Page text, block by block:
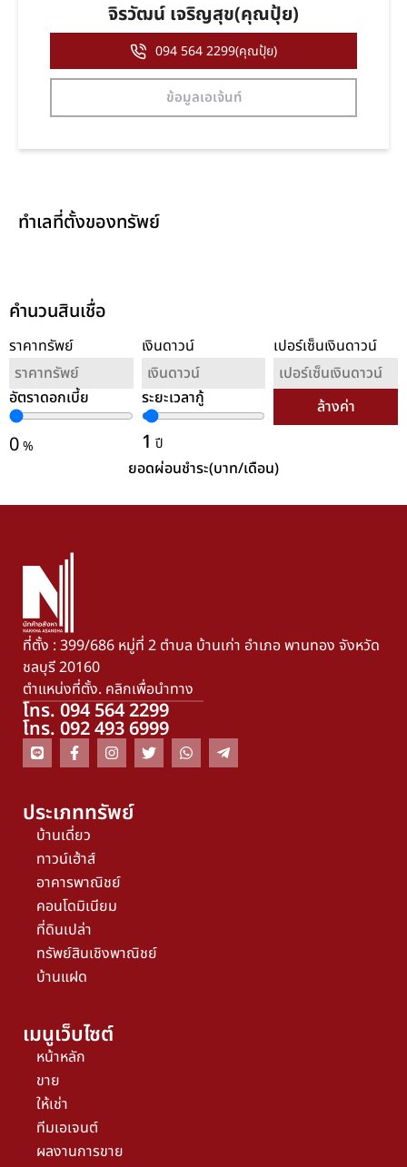
จิรวัฒน์ เจริญสุข(คุณปุ้ย)
094 564 2299(คุณปุ้ย)
ข้อมูลเอเจ้นท์
ทำเลที่ตั้งของทรัพย์
คำนวนสินเชื่อ
ราคาทรัพย์ เงินดาวน์ เปอร์เซ็นเงินดาวน์
อัตราดอกเบี้ย
0%
ระยะเวลากู้
1 ปี
ล้างค่า
ยอดผ่อนชำระ(บาท/เดือน)
ที่ตั้ง : 399/686 หมู่ที่ 2 ตำบล บ้านเก่า อำเภอ พานทอง จังหวัด
ชลบุรี 20160
ตำแหน่งที่ตั้ง. คลิกเพื่อนำทาง
โทร. 094 564 2299
โทร. 092 493 6999
ประเภททรัพย์
บ้านเดี่ยว
ทาวน์เฮ้าส์
อาคารพาณิชย์
คอนโดมิเนียม
ที่ดินเปล่า
ทรัพย์สินเชิงพาณิชย์
บ้านแฝด
เมนูเว็บไซต์
หน้าหลัก
ขาย
ให้เช่า
ทีมเอเจนต์
ผลงานการขาย